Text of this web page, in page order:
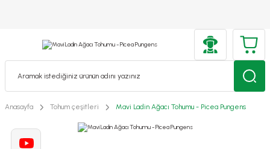
Anasayfa Tohum çeşitleri Mavi Ladin Ağacı Tohumu - Picea Pungens